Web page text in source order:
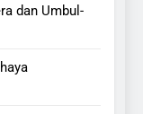
dan Umbul-